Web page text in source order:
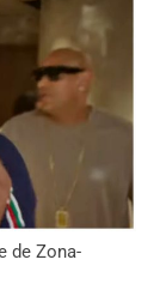
de Zona-